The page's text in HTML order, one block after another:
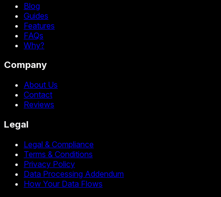
Blog
Guides
Features
FAQs
Why?
Company
About Us
Contact
Reviews
Legal
Legal & Compliance
Terms & Conditions
Privacy Policy
Data Processing Addendum
How Your Data Flows